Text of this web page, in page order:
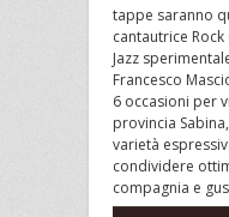
tappe saranno
cantautrice
Jazz
Francesco
6 occasioni per
provincia
varietà
condividere
compagnia e